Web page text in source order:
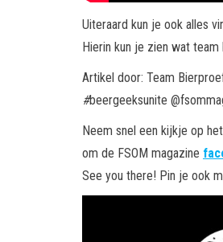
Uiteraard kun je ook alles
Hierin kun je zien wat
Artikel door: Team
#beergeeksunite
Neem snel een kijkje op
om de FSOM magazine
See you there! Pin je ook